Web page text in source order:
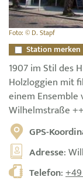
Foto: © D. Stapf
Station merken
1907 im Stil des
Holzloggien mit
einem
Wilhelmstraße ++
GPS-
Adresse:
Telefon: